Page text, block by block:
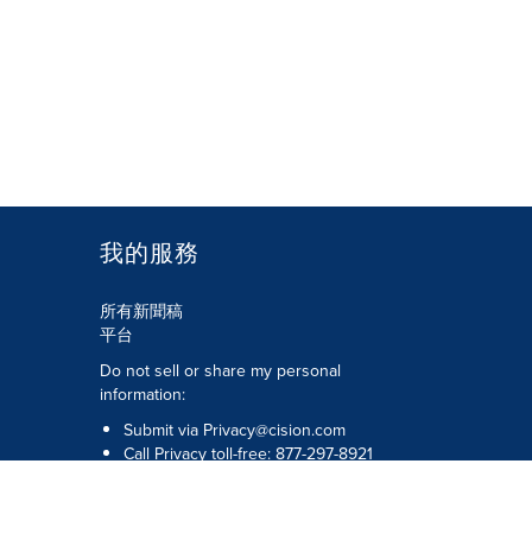
我的服務
所有新聞稿
平台
Do not sell or share my personal
information:
Submit via Privacy@cision.com
Call Privacy toll-free: 877-297-8921